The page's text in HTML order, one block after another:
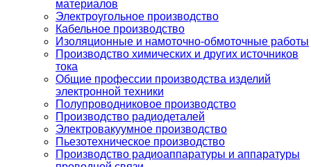
материалов
Электроугольное производство
Кабельное производство
Изоляционные и намоточно-обмоточные работы
Производство химических и других источников
тока
Общие профессии производства изделий
электронной техники
Полупроводниковое производство
Производство радиодеталей
Электровакуумное производство
Пьезотехническое производство
Производство радиоаппаратуры и аппаратуры